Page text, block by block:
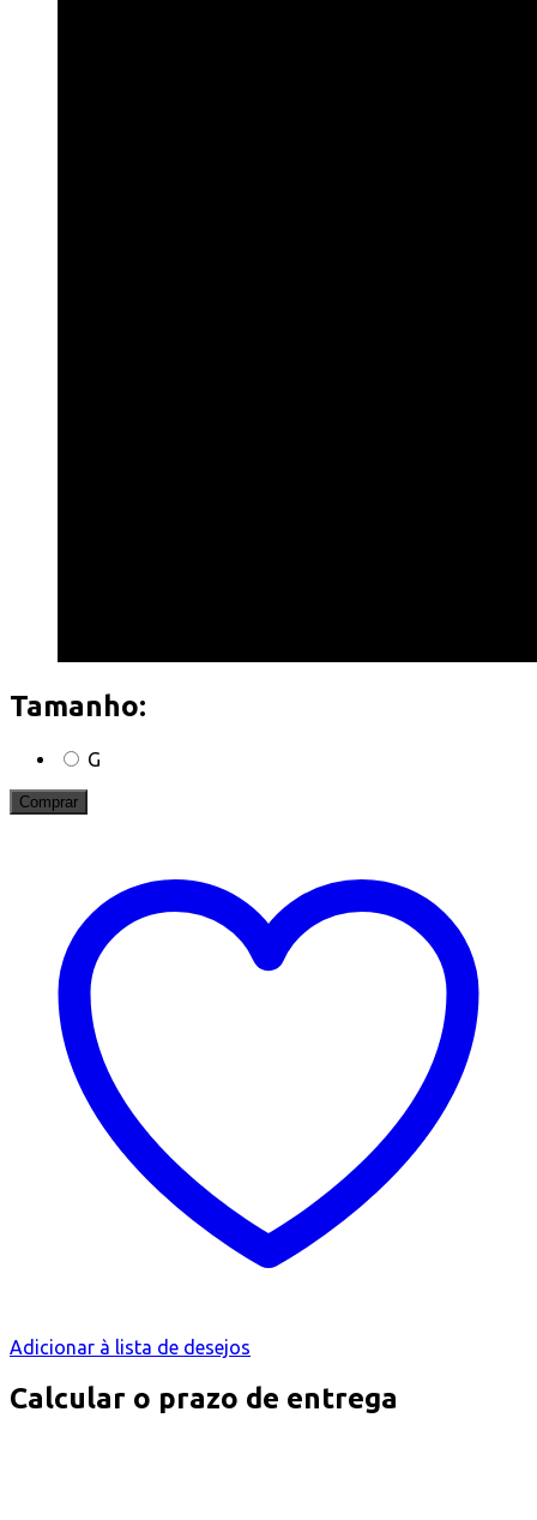
Tamanho:
G
Comprar
Adicionar à lista de desejos
Calcular o prazo de entrega